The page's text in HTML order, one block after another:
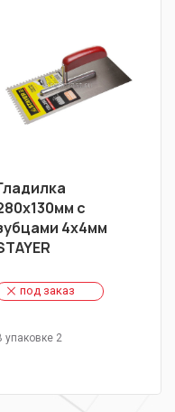
с
4х4мм
под заказ
упаковке 2